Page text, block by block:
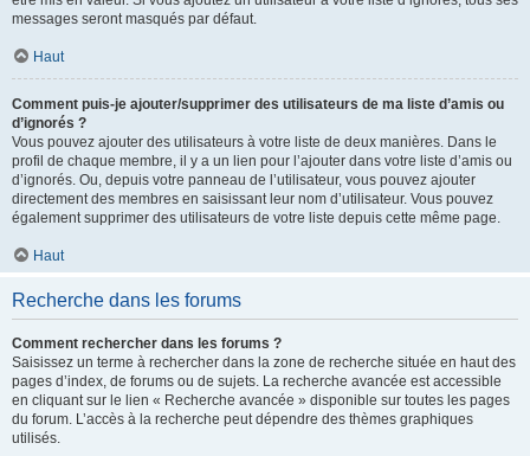
messages seront masqués par défaut.
Haut
Comment puis-je ajouter/supprimer des utilisateurs de ma liste d’amis ou
d’ignorés ?
Vous pouvez ajouter des utilisateurs à votre liste de deux manières. Dans le
profil de chaque membre, il y a un lien pour l’ajouter dans votre liste d’amis ou
d’ignorés. Ou, depuis votre panneau de l’utilisateur, vous pouvez ajouter
directement des membres en saisissant leur nom d’utilisateur. Vous pouvez
également supprimer des utilisateurs de votre liste depuis cette même page.
Haut
Recherche dans les forums
Comment rechercher dans les forums ?
Saisissez un terme à rechercher dans la zone de recherche située en haut des
pages d’index, de forums ou de sujets. La recherche avancée est accessible
en cliquant sur le lien « Recherche avancée » disponible sur toutes les pages
du forum. L’accès à la recherche peut dépendre des thèmes graphiques
utilisés.